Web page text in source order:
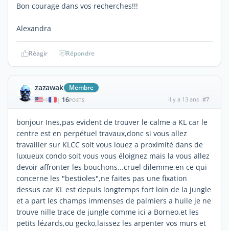
Bon courage dans vos recherches!!!
Alexandra
Réagir Répondre
zazawak Membre
| 16POSTS il y a 13 ans #7
bonjour Ines,pas evident de trouver le calme a KL car le
centre est en perpétuel travaux,donc si vous allez
travailler sur KLCC soit vous louez a proximité dans de
luxueux condo soit vous vous éloignez mais la vous allez
devoir affronter les bouchons...cruel dilemme,en ce qui
concerne les "bestioles",ne faites pas une fixation
dessus car KL est depuis longtemps fort loin de la jungle
et a part les champs immenses de palmiers a huile je ne
trouve nille trace de jungle comme ici a Borneo,et les
petits lézards,ou gecko,laissez les arpenter vos murs et